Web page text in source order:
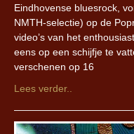
Eindhovense bluesrock,
NMTH-selectie) op de
video’s van het
eens op een schijfje te
verschenen op 16
Lees verder..